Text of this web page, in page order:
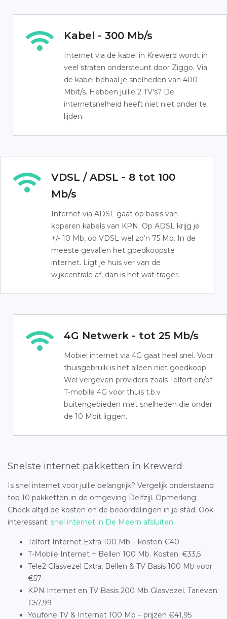
Kabel - 300 Mb/s
Internet via de kabel in Krewerd wordt in
veel straten ondersteunt door Ziggo. Via
de kabel behaal je snelheden van 400
Mbit/s. Hebben jullie 2 TV’s? De
internetsnelheid heeft niet niet onder te
lijden.
VDSL / ADSL - 8 tot 100
Mb/s
Internet via ADSL gaat op basis van
koperen kabels van KPN. Op ADSL krijg je
+/- 10 Mb, op VDSL wel zo’n 75 Mb. In de
meeste gevallen het goedkoopste
internet. Ligt je huis ver van de
wijkcentrale af, dan is het wat trager.
4G Netwerk - tot 25 Mb/s
Mobiel internet via 4G gaat heel snel. Voor
thuisgebruik is het alleen niet goedkoop.
Wel vergeven providers zoals Telfort en/of
T-mobile 4G voor thuis t.b.v
buitengebieden met snelheden die onder
de 10 Mbit liggen.
Snelste internet pakketten in Krewerd
Is snel internet voor jullie belangrijk? Vergelijk onderstaand
top 10 pakketten in de omgeving Delfzijl. Opmerking:
Check altijd de kosten en de beoordelingen in je stad. Ook
interessant: snel internet in De Meern afsluiten.
Telfort Internet Extra 100 Mb – kosten €40
T-Mobile Internet + Bellen 100 Mb. Kosten: €33,5
Tele2 Glasvezel Extra, Bellen & TV Basis 100 Mb voor
€57
KPN Internet en TV Basis 200 Mb Glasvezel. Tarieven:
€57,99
Youfone TV & Internet 100 Mb – prijzen €41,95